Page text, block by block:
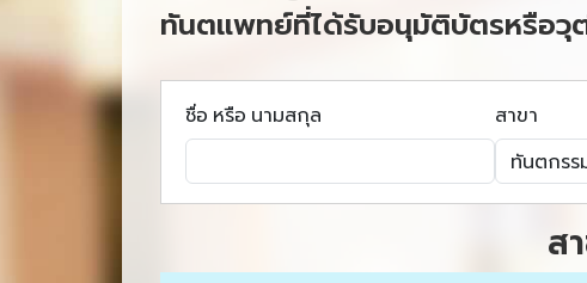
ทันตแพทย์ที่ได้รับอนุมัติบัตรหรือ
ชื่อ หรือ นามสกุล สาขา
ส